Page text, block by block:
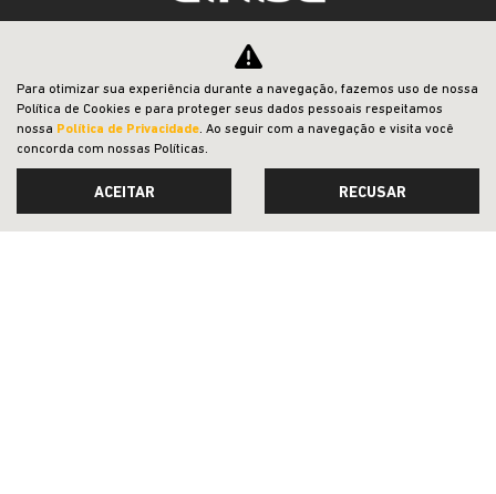
DINISA MIRAE VEICULOS LTDA
CNPJ: 07.908.525/0001-79
OFERTAS
NOVOS
Para otimizar sua experiência durante a navegação, fazemos uso de nossa
Política de Cookies e para proteger seus dados pessoais respeitamos
nossa Política de Privacidade. Ao seguir com a navegação e visita você
concorda com nossas Políticas.
ACEITAR RECUSAR